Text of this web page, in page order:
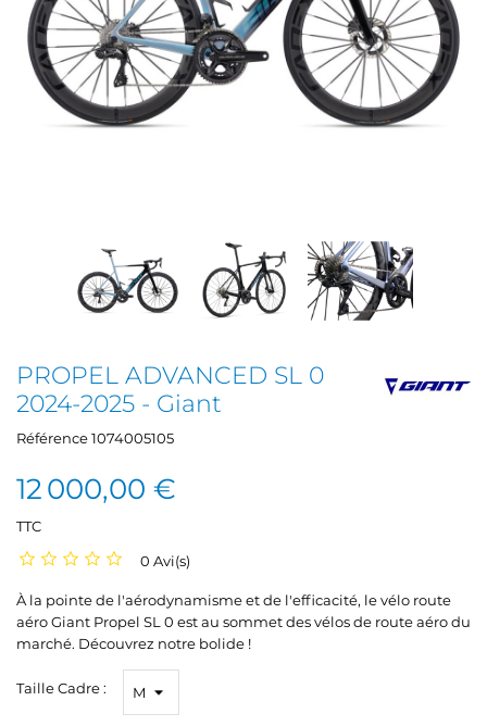
PROPEL ADVANCED SL 0
2024-2025 - Giant
Référence1074005105
12 000,00 €
TTC
0 Avi(s)
À la pointe de l'aérodynamisme et de l'efficacité, le vélo route
aéro Giant Propel SL 0 est au sommet des vélos de route aéro du
marché. Découvrez notre bolide !
Taille Cadre :